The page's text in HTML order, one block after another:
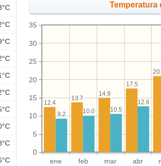
Temperatura
ene feb mar abr
0
5
10
15
20
25
30
35
17.5
14.9
13.7
12.4
12.6
10.5
10.0
9.2